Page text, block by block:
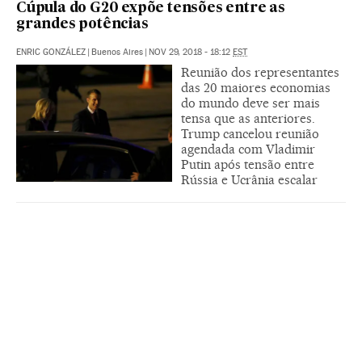
Cúpula do G20 expõe tensões entre as
grandes potências
ENRIC GONZÁLEZ Buenos Aires NOV 29, 2018 - 18:12 EST
Reunião dos representantes
das 20 maiores economias
do mundo deve ser mais
tensa que as anteriores.
Trump cancelou reunião
agendada com Vladimir
Putin após tensão entre
Rússia e Ucrânia escalar